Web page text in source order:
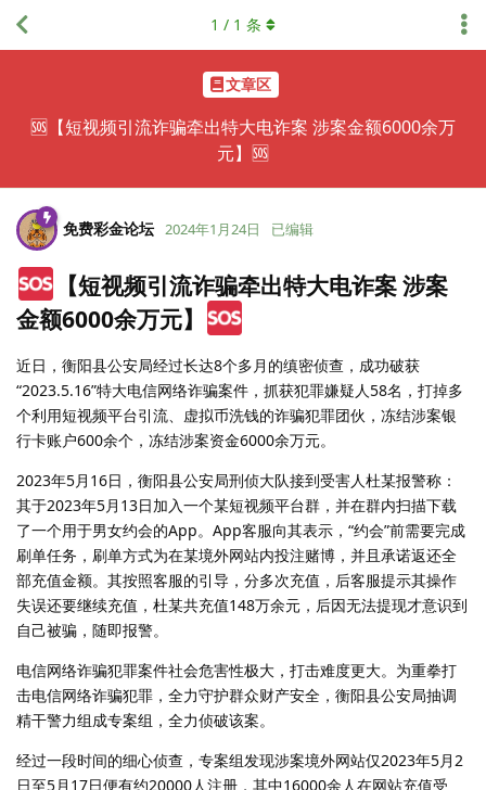
文章区
🆘【短视频引流诈骗牵出特大电诈案 涉案金额6000余万
元】🆘
1 / 1 条
免费彩金论坛 2024年1月24日 已编辑
【短视频引流诈骗牵出特大电诈案 涉案
金额6000余万元】
近日，衡阳县公安局经过长达8个多月的缜密侦查，成功破获
“2023.5.16”特大电信网络诈骗案件，抓获犯罪嫌疑人58名，打掉多
个利用短视频平台引流、虚拟币洗钱的诈骗犯罪团伙，冻结涉案银
行卡账户600余个，冻结涉案资金6000余万元。
2023年5月16日，衡阳县公安局刑侦大队接到受害人杜某报警称：
其于2023年5月13日加入一个某短视频平台群，并在群内扫描下载
了一个用于男女约会的App。App客服向其表示，“约会”前需要完成
刷单任务，刷单方式为在某境外网站内投注赌博，并且承诺返还全
部充值金额。其按照客服的引导，分多次充值，后客服提示其操作
失误还要继续充值，杜某共充值148万余元，后因无法提现才意识到
自己被骗，随即报警。
电信网络诈骗犯罪案件社会危害性极大，打击难度更大。为重拳打
击电信网络诈骗犯罪，全力守护群众财产安全，衡阳县公安局抽调
精干警力组成专案组，全力侦破该案。
经过一段时间的细心侦查，专案组发现涉案境外网站仅2023年5月2
日至5月17日便有约20000人注册，其中16000余人在网站充值受